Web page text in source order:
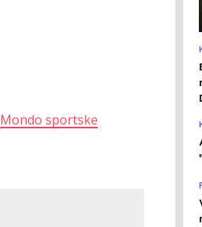
Mondo sportske